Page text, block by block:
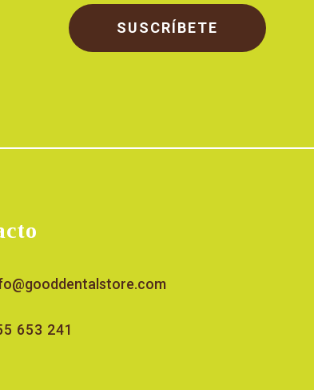
SUSCRÍBETE
653 241